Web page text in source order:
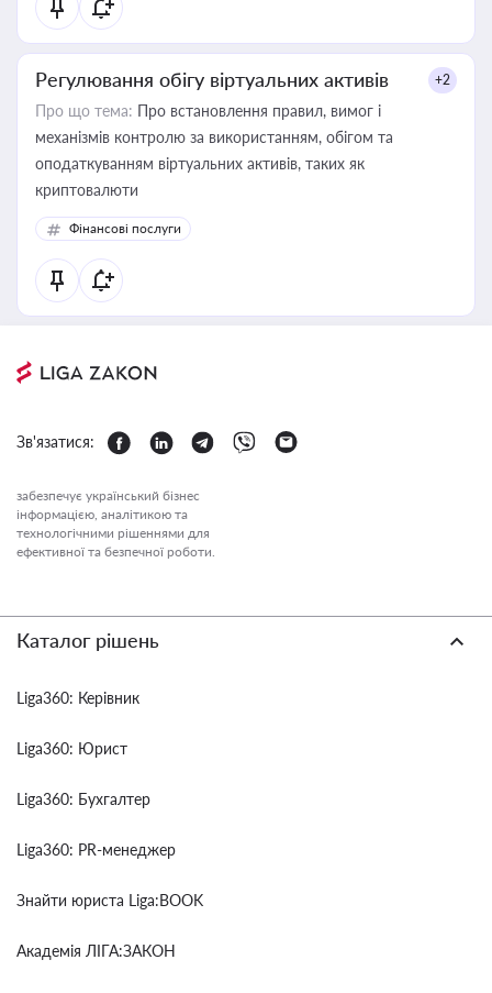
Регулювання обігу віртуальних активів +2
Про що тема: Про встановлення правил, вимог і
механізмів контролю за використанням, обігом та
оподаткуванням віртуальних активів, таких як
криптовалюти
Фінансові послуги
Зв'язатися:
забезпечує український бізнес
інформацією, аналітикою та
технологічними рішеннями для
ефективної та безпечної роботи.
Каталог рішень
Liga360: Керівник
Liga360: Юрист
Liga360: Бухгалтер
Liga360: PR-менеджер
Знайти юриста Liga:BOOK
Академія ЛІГА:ЗАКОН